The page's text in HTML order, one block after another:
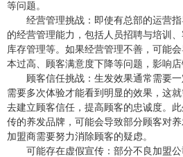
等问题。
经营管理挑战：即使有总部的运营
的经营管理能力，包括人员招聘与培训、
库存管理等。如果经营管理不善，可能
本过高、顾客满意度下降等问题，影响店
顾客信任挑战：生发效果通常需要
需要多次体验才能看到明显的效果，这
去建立顾客信任，提高顾客的忠诚度。
传的养发品牌，可能会导致部分顾客对
加盟商需要努力消除顾客的疑虑。
可能存在虚假宣传：部分不良加盟